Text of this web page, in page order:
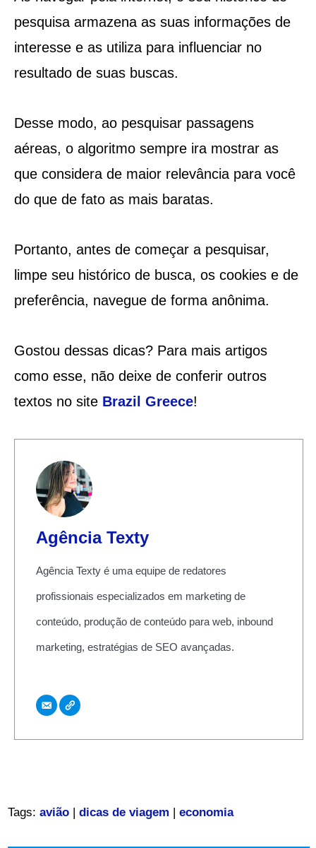
pesquisa armazena as suas informações de
interesse e as utiliza para influenciar no
resultado de suas buscas.
Desse modo, ao pesquisar passagens
aéreas, o algoritmo sempre ira mostrar as
que considera de maior relevância para você
do que de fato as mais baratas.
Portanto, antes de começar a pesquisar,
limpe seu histórico de busca, os cookies e de
preferência, navegue de forma anônima.
Gostou dessas dicas? Para mais artigos
como esse, não deixe de conferir outros
textos no site Brazil Greece!
Agência Texty
Agência Texty é uma equipe de redatores
profissionais especializados em marketing de
conteúdo, produção de conteúdo para web, inbound
marketing, estratégias de SEO avançadas.
Tags: avião| dicas de viagem | economia